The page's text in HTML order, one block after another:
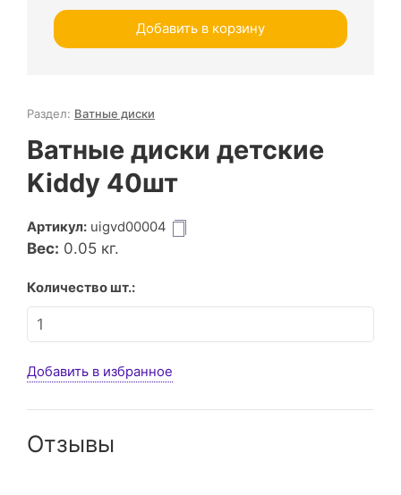
Добавить в корзину
Раздел: Ватные диски
Ватные диски детские
Kiddy 40шт
Артикул: uigvd00004
Вес: 0.05 кг.
Количество шт.:
Добавить в избранное
Отзывы